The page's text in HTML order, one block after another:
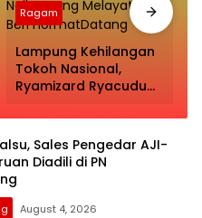
Ragam
Lampung Kehilangan
Tokoh Nasional,
Ryamizard Ryacudu
Prabowo Naik Maung
Melayat dan Beri
HormatDatang
Sales Pengedar AJI-
Diadili di PN
August 4, 2026